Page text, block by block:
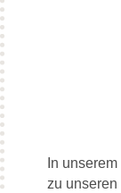
In
zu